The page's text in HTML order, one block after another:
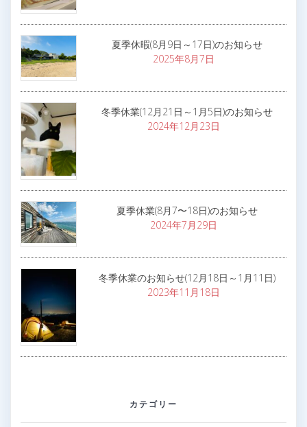
夏季休暇(8月9日～17日)のお知らせ
2025年8月7日
冬季休業(12月21日～1月5日)のお知らせ
2024年12月23日
夏季休業(8月7〜18日)のお知らせ
2024年7月29日
冬季休業のお知らせ(12月18日～1月11日)
2023年11月18日
カテゴリー